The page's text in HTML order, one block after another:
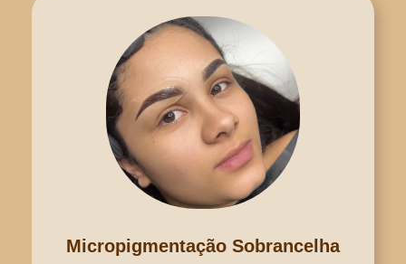
Micropigmentação Sobrancelha